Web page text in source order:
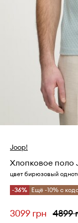
Joop!
Хлопковое поло
цвет бирюзовый
-36% Ещё -10% с
3099 грн 4899